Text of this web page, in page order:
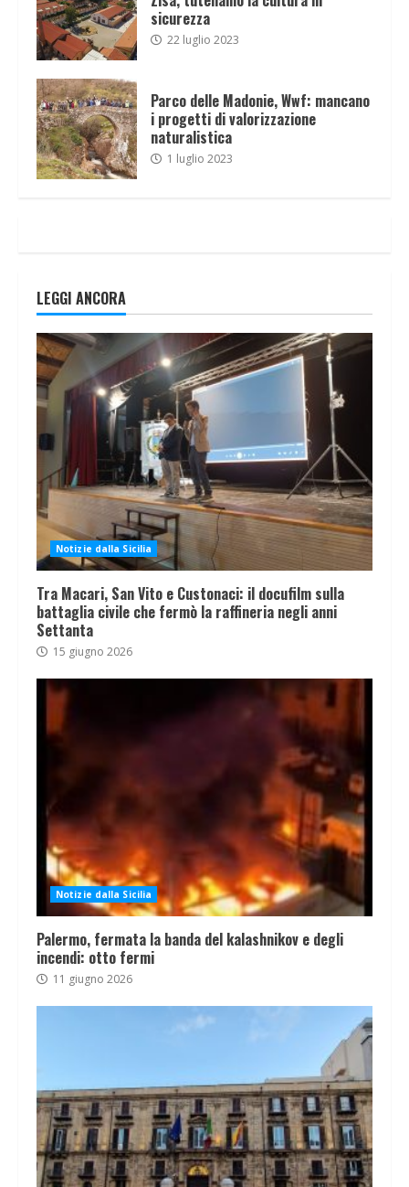
sicurezza
22 luglio 2023
Parco delle Madonie, Wwf: mancano
i progetti di valorizzazione
naturalistica
1 luglio 2023
LEGGI ANCORA
Notizie dalla Sicilia
Tra Macari, San Vito e Custonaci: il docufilm sulla
battaglia civile che fermò la raffineria negli anni
Settanta
15 giugno 2026
Notizie dalla Sicilia
Palermo, fermata la banda del kalashnikov e degli
incendi: otto fermi
11 giugno 2026